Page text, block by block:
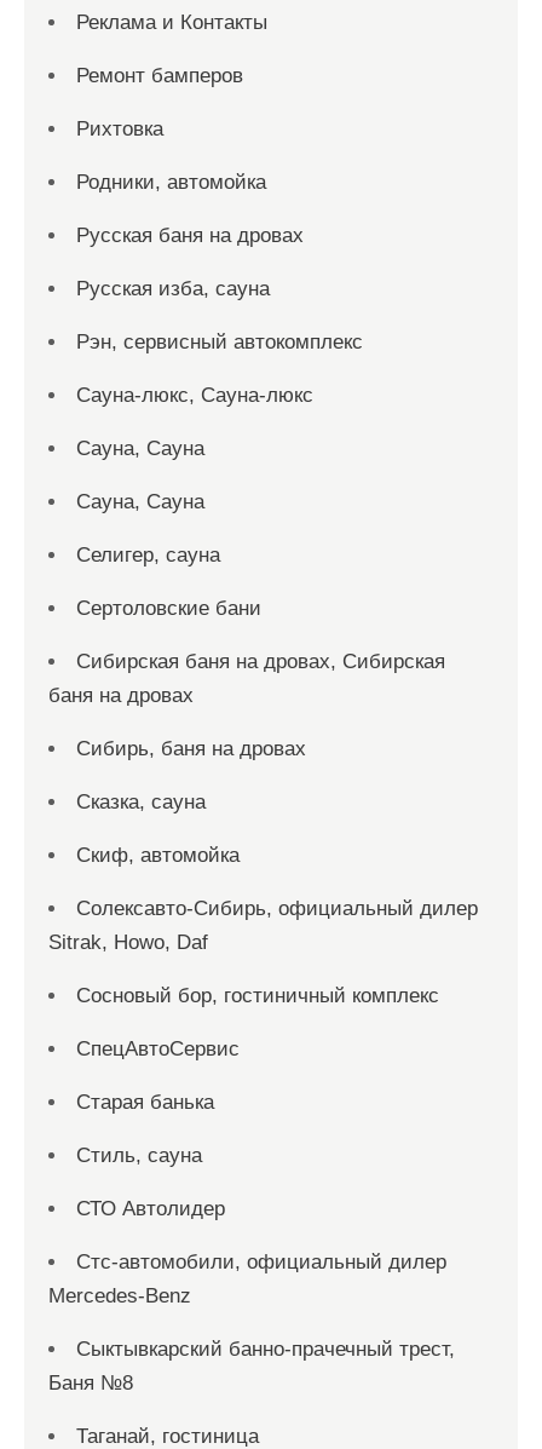
Реклама и Контакты
Ремонт бамперов
Рихтовка
Родники, автомойка
Русская баня на дровах
Русская изба, сауна
Рэн, сервисный автокомплекс
Сауна-люкс, Сауна-люкс
Сауна, Сауна
Сауна, Сауна
Селигер, сауна
Сертоловские бани
Сибирская баня на дровах, Сибирская
баня на дровах
Сибирь, баня на дровах
Сказка, сауна
Скиф, автомойка
Солексавто-Сибирь, официальный дилер
Sitrak, Howo, Daf
Сосновый бор, гостиничный комплекс
СпецАвтоСервис
Старая банька
Стиль, сауна
СТО Автолидер
Стс-автомобили, официальный дилер
Mercedes-Benz
Сыктывкарский банно-прачечный трест,
Баня №8
Таганай, гостиница